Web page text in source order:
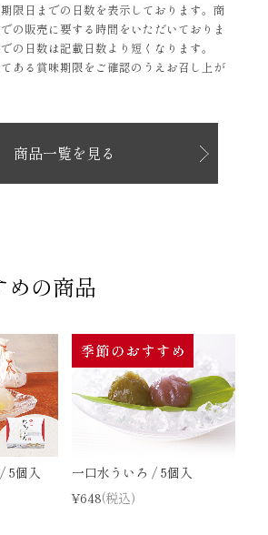
限日までの日数を表示しております。商
の販売に要する時間をいただいておりま
の日数は記載日数より短くなります。
ある賞味期限をご確認のうえお召し上が
商品一覧を見る
めの商品
5個入
一口水ういろ / 5個入
¥648(税込)